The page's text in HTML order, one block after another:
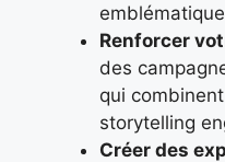
Renforcer
des
qui
storytelling
Créer des